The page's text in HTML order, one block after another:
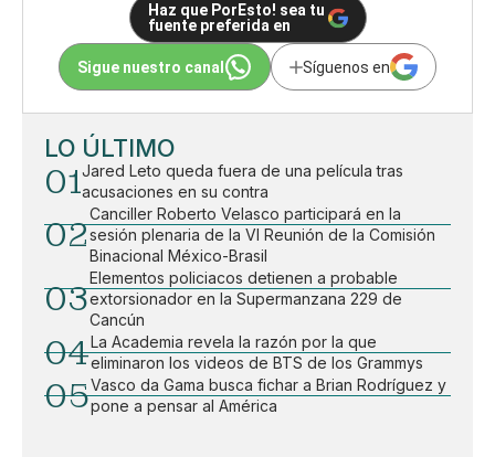
Haz que PorEsto! sea tu
fuente preferida en
Sigue nuestro canal Síguenos en
LO ÚLTIMO
01Jared Leto queda fuera de una película tras
acusaciones en su contra
02
Canciller Roberto Velasco participará en la
sesión plenaria de la VI Reunión de la Comisión
Binacional México-Brasil
03
Elementos policiacos detienen a probable
extorsionador en la Supermanzana 229 de
Cancún
04La Academia revela la razón por la que
eliminaron los videos de BTS de los Grammys
05Vasco da Gama busca fichar a Brian Rodríguez y
pone a pensar al América